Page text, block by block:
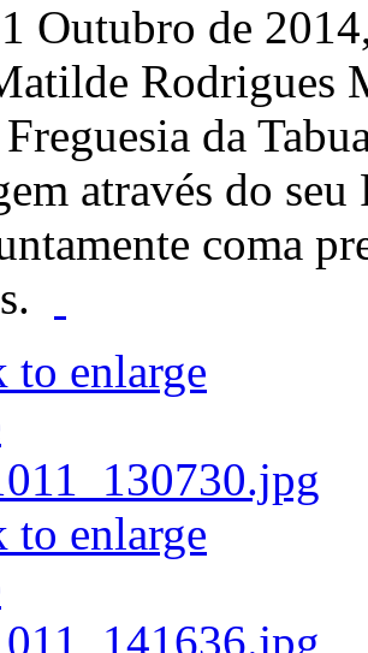
Outubro de
Rodrigues
da
através do
coma